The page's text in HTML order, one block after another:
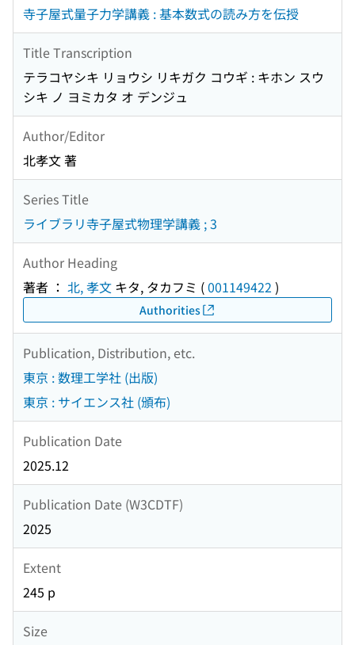
寺子屋式量子力学講義 : 基本数式の読み方を伝授
Title Transcription
テラコヤシキ リョウシ リキガク コウギ : キホン スウ
シキ ノ ヨミカタ オ デンジュ
Author/Editor
北孝文 著
Series Title
ライブラリ寺子屋式物理学講義 ; 3
Author Heading
著者 ： 北, 孝文 キタ, タカフミ (001149422 )
Authorities
Publication, Distribution, etc.
東京 : 数理工学社 (出版)
東京 : サイエンス社 (頒布)
Publication Date
2025.12
Publication Date (W3CDTF)
2025
Extent
245 p
Size